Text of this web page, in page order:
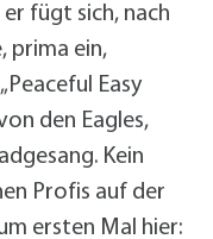
fügt sich, nach
prima ein,
Easy
den Eagles,
Kein
Profis auf der
ersten Mal hier: